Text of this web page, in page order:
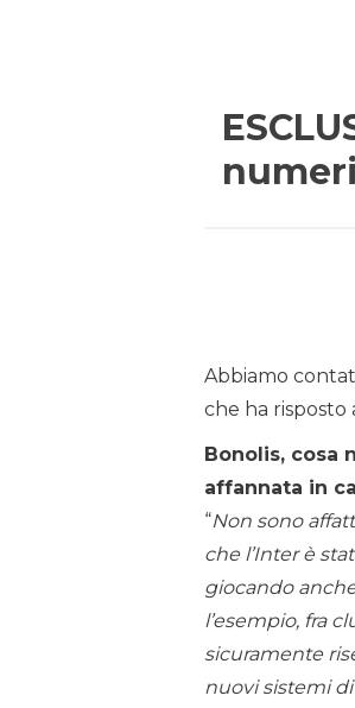
Abbiamo
che ha risposto
Bonolis, cosa
affannata in
“Non sono
che l’Inter è
giocando
l’esempio, fra
sicuramente
nuovi sistemi